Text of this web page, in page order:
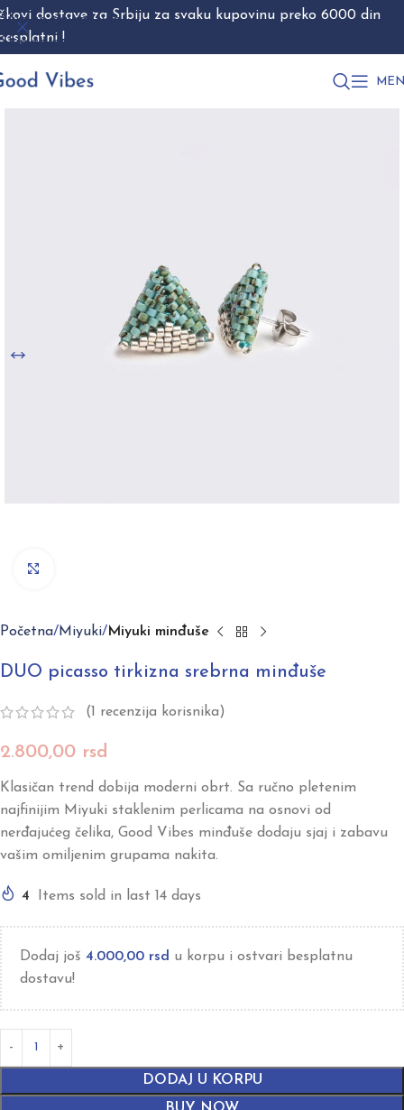
Skip to navigation
Skip to main content
Početna Miyuki Miyuki minđuše
DUO picasso tirkizna srebrna minđuše
( recenzija korisnika)
2.800,00 rsd
Klasičan trend dobija moderni obrt. Sa ručno pletenim
najfinijim Miyuki staklenim perlicama na osnovi od
nerđajućeg čelika, Good Vibes minđuše dodaju sjaj i zabavu
vašim omiljenim grupama nakita.
4 Items sold in last 14 days
Dodaj još 4.000,00 rsd u korpu i ostvari besplatnu
dostavu!
DODAJ U KORPU
dostave za Srbiju za svaku kupovinu preko 6000 din
!